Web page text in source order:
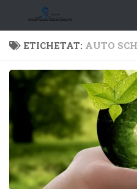
ETICHETAT: AUTO